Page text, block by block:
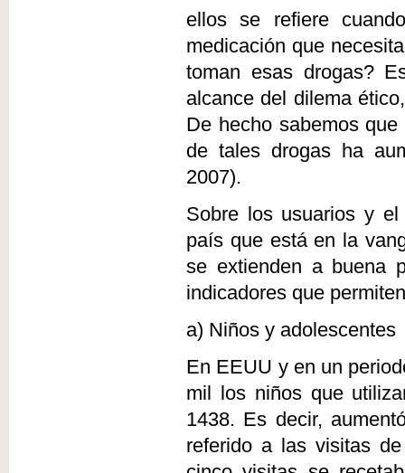
ellos se refiere
medicación que
toman esas drogas?
alcance del dilema
De hecho sabemos
de tales drogas ha
2007).
Sobre los usuarios y
país que está en la
se extienden a buena
indicadores que
a) Niños y adolescentes
En EEUU y en un
mil los niños que
1438. Es decir,
referido a las visitas